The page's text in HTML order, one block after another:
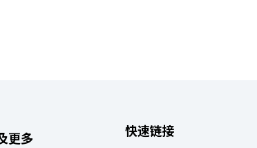
更多
快速链接